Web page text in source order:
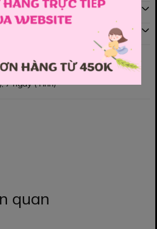
7 ngày (Tỉnh)
quan